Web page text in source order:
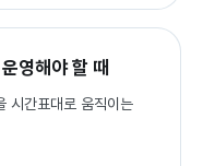
영해야 할 때
간표대로 움직이는